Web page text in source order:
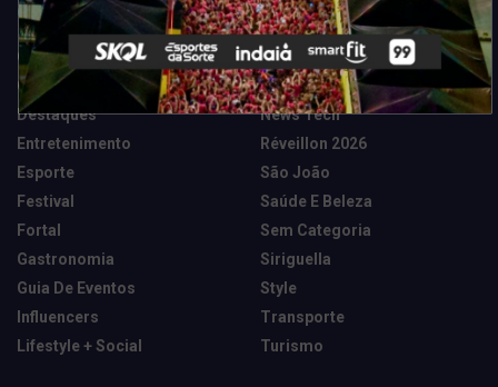
Categorias
Camarote Vip Junino
Cidade
Destaques
Entretenimento
Esporte
Festival
Fortal
Gastronomia
Guia De Eventos
Influencers
Lifestyle + Social
Marketing E Negócios
Música
News Tech
Réveillon 2026
São João
Saúde E Beleza
Sem Categoria
Siriguella
Style
Transporte
Turismo